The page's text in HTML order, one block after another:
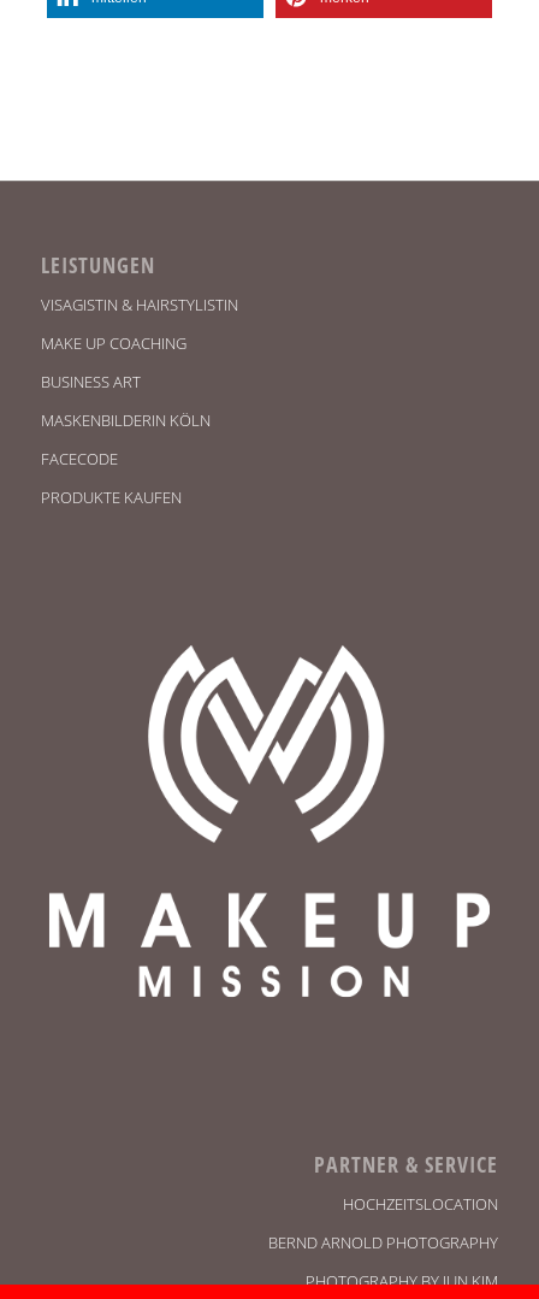
LEISTUNGEN
VISAGISTIN & HAIRSTYLISTIN
MAKE UP COACHING
BUSINESS ART
MASKENBILDERIN KÖLN
FACECODE
PRODUKTE KAUFEN
PARTNER & SERVICE
HOCHZEITSLOCATION
BERND ARNOLD PHOTOGRAPHY
PHOTOGRAPHY BY JUN KIM